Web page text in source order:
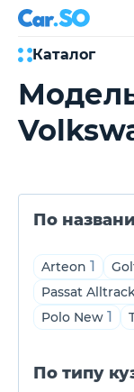
Каталог
Автокредит
Трейд-ин
Акции
Автожурнал
Контакты
с
По
Arteon 1
Passat
Polo New 1
По типу